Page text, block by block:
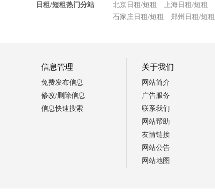
日租/短租热门分站 北京日租/短租 上海日租/短租
石家庄日租/短租
郑州日租/短租
信息管理
免费发布信息
修改/删除信息
信息快速搜索
关于我们
网站简介
广告服务
联系我们
网站帮助
友情链接
网站公告
网站地图